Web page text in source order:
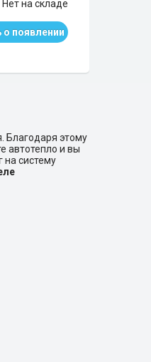
Нет на складе
появлении
Благодаря этому
автотепло и вы
на систему